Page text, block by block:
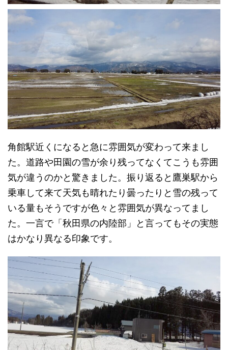
角館駅近くになると急に雰囲気が変わって来まし
た。道路や田園の雪が余り残ってなくてこうも雰囲
気が違うのかと驚きました。振り返ると鷹巣駅から
乗車して来て天気も晴れたり曇ったりと雪の残って
いる量もそうですが色々と雰囲気が異なってまし
た。一言で「秋田県の内陸部」と言ってもその実態
はかなり異なる印象です。